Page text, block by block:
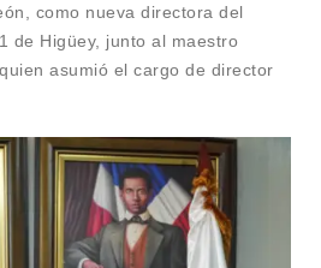
como nueva directora del
de Higüey, junto al maestro
asumió el cargo de director